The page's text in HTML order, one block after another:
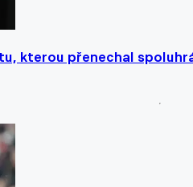
kterou přenechal